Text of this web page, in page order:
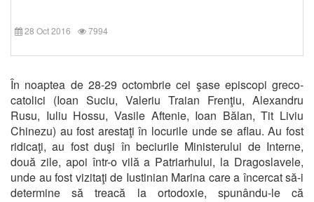
28 Oct 2016 7994
În noaptea de 28-29 octombrie cei şase episcopi greco-
catolici (Ioan Suciu, Valeriu Traian Frenţiu, Alexandru
Rusu, Iuliu Hossu, Vasile Aftenie, Ioan Bălan, Tit Liviu
Chinezu) au fost arestaţi în locurile unde se aflau. Au fost
ridicaţi, au fost duşi în beciurile Ministerului de Interne,
două zile, apoi într-o vilă a Patriarhului, la Dragoslavele,
unde au fost vizitaţi de Iustinian Marina care a încercat să-i
determine să treacă la ortodoxie, spunându-le că